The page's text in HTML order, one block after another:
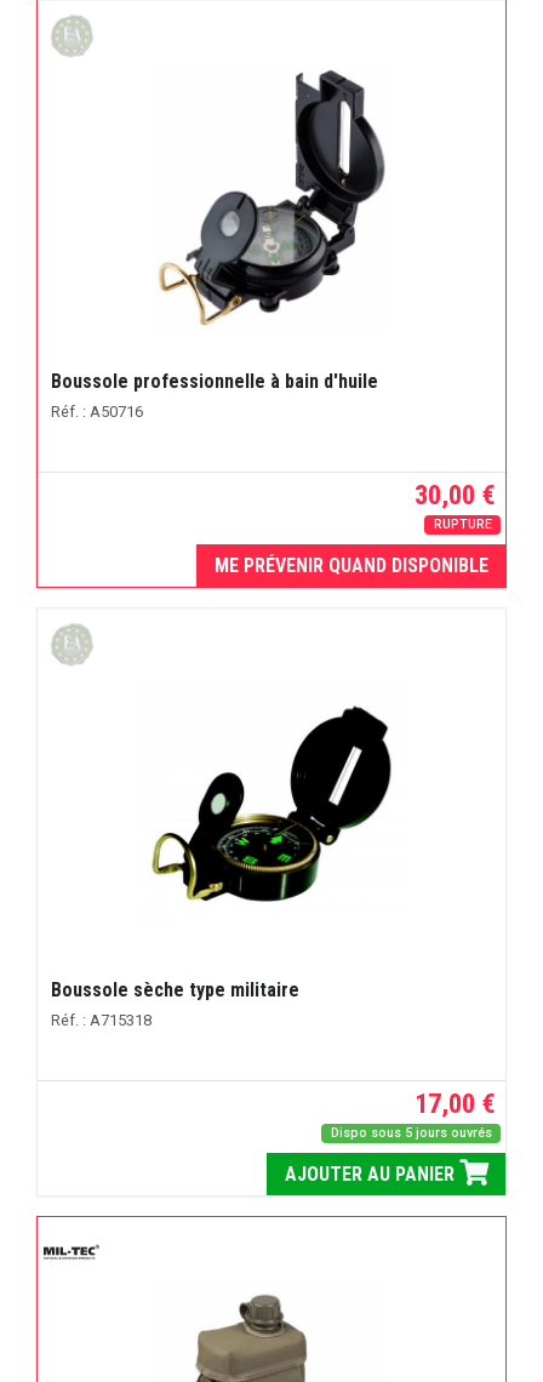
Boussole professionnelle à bain d'huile
Réf. : A50716
30,00 €
RUPTURE
ME PRÉVENIR QUAND DISPONIBLE
Boussole sèche type militaire
Réf. : A715318
17,00 €
Dispo sous 5 jours ouvrés
AJOUTER AU PANIER